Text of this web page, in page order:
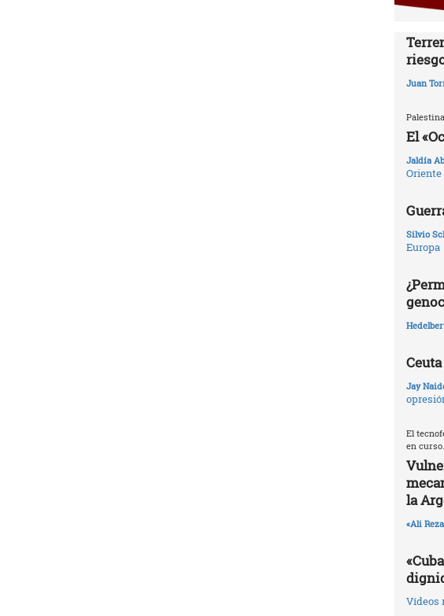
Juan
El
Jaldía
Silvio
Europa
Jay
El
en curso.
la
«Ali
Vídeos